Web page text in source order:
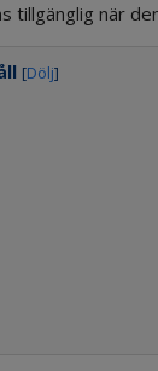
tillgänglig när
[Dölj]